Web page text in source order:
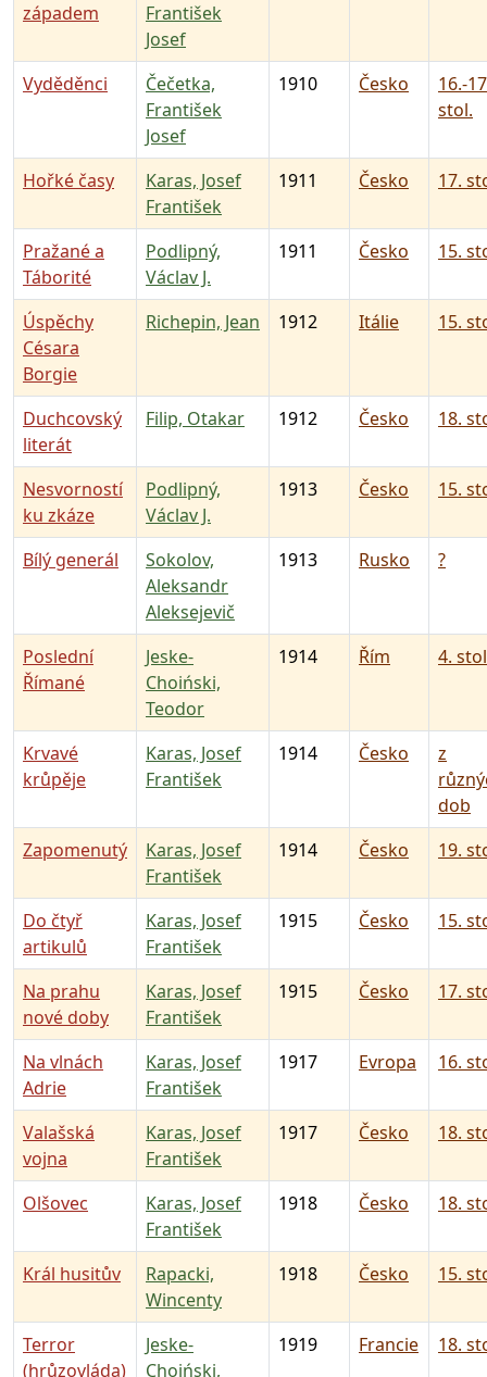
západem
František
Josef
Vyděděnci
Čečetka,
František
Josef
1910 Česko
16.-
stol.
Hořké časy
Karas, Josef
František
1911 Česko 17.
Pražané a
Táborité
Podlipný,
Václav J.
1911 Česko 15.
Úspěchy
Césara
Borgie
Richepin, Jean 1912 Itálie 15.
Duchcovský
literát
Filip, Otakar 1912 Česko 18.
Nesvorností
ku zkáze
Podlipný,
Václav J.
1913 Česko 15.
Bílý generál
Sokolov,
Aleksandr
Aleksejevič
1913 Rusko ?
Poslední
Římané
Jeske-
Choiński,
Teodor
1914 Řím 4.
Krvavé
krůpěje
Karas, Josef
František
1914 Česko
z
dob
Zapomenutý
Karas, Josef
František
1914 Česko 19.
Do čtyř
artikulů
Karas, Josef
František
1915 Česko 15.
Na prahu
nové doby
Karas, Josef
František
1915 Česko 17.
Na vlnách
Adrie
Karas, Josef
František
1917 Evropa 16.
Valašská
vojna
Karas, Josef
František
1917 Česko 18.
Olšovec
Karas, Josef
František
1918 Česko 18.
Král husitův
Rapacki,
Wincenty
1918 Česko 15.
Terror
(hrůzovláda)
Jeske-
Choiński,
1919 Francie 18.